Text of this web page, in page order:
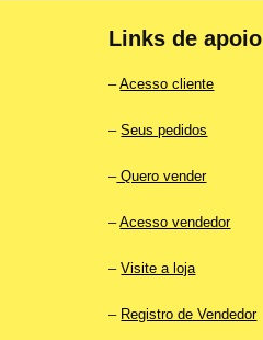
Links de apoio
–Acesso cliente
–Seus pedidos
–Quero vender
–Acesso vendedor
–Visite a loja
– Registro de Vendedor